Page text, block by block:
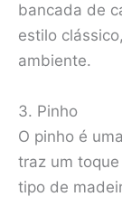
bancada de
estilo
ambiente.
3. Pinho
O pinho é
traz um
tipo de